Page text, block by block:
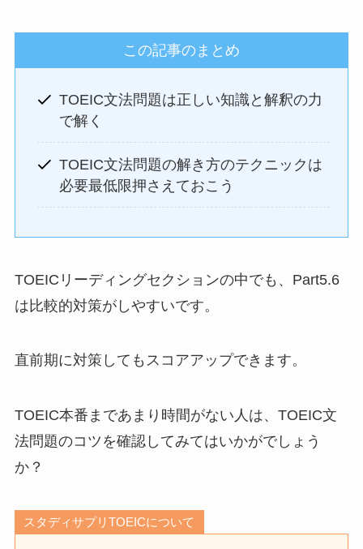
この記事のまとめ
TOEIC文法問題は正しい知識と解釈の力
で解く
TOEIC文法問題の解き方のテクニックは
必要最低限押さえておこう
TOEICリーディングセクションの中でも、Part5.6
は比較的対策がしやすいです。
直前期に対策してもスコアアップできます。
TOEIC本番まであまり時間がない人は、TOEIC文
法問題のコツを確認してみてはいかがでしょう
か？
スタディサプリTOEICについて